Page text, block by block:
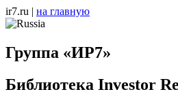
ir7.ru | на главную
Группа «ИР7»
Библиотека Investor